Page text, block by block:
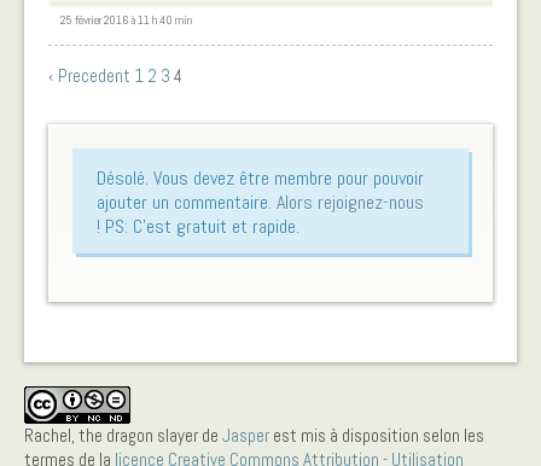
25 février 2016 à 11 h 40 min
‹ Precedent 1 2 3 4
Désolé. Vous devez être membre pour pouvoir
ajouter un commentaire. Alors rejoignez-nous
! PS: C'est gratuit et rapide.
Rachel, the dragon slayer de Jasper est mis à disposition selon les
termes de la licence Creative Commons Attribution - Utilisation